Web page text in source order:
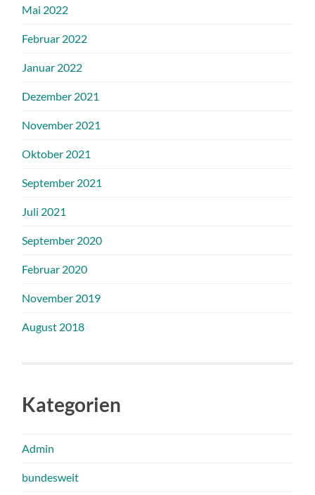
Mai 2022
Februar 2022
Januar 2022
Dezember 2021
November 2021
Oktober 2021
September 2021
Juli 2021
September 2020
Februar 2020
November 2019
August 2018
Kategorien
Admin
bundesweit